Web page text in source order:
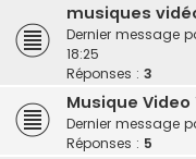
musiques
Dernier message
18:25
Réponses : 3
Musique Video
Dernier message
Réponses : 5